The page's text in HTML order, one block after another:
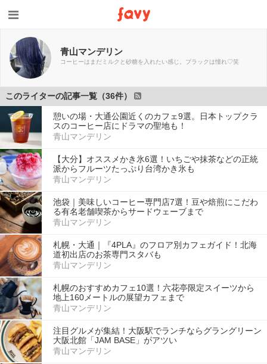
青山マンデリン
コーヒーはまだミルクと砂糖を入れたい感じ。ブラックは憧れ♡笑
このライターの記事一覧（36件）
憩いの場・大通公園近くのカフェ9選。日本トップクラ
スのコーヒー店にドラマの聖地も！
青山マンデリン
【大分】オススメかき氷6選！いちごや抹茶などの正統
派からフルーツたっぷり台湾かき氷も
青山マンデリン
池袋｜美味しいコーヒー専門店7選！豆や焙煎にこだわ
る有名老舗喫茶からサードウェーブまで
青山マンデリン
札幌・大通｜『4PLA』のフロア別カフェガイド！北海
道初出店のお茶専門スタバも
青山マンデリン
札幌のおすすめカフェ10選！六花亭限定スイーツから
地上160メートルの展望カフェまで
青山マンデリン
注目グルメが集結！大阪駅でランチならグラングリーン
大阪北館「JAM BASE」がアツい
青山マンデリン